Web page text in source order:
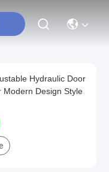
Hydraulic Door
Modern Design Style